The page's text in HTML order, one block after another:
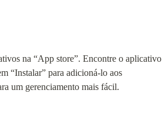
na “App store”. Encontre o aplicativo
“Instalar” para adicioná-lo aos
um gerenciamento mais fácil.